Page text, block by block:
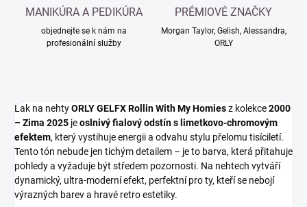
MANIKÚRA A PEDIKÚRA
objednejte se k nám na
profesionální služby
PRÉMIOVÉ ZNAČKY
Morgan Taylor, Gelish, Alessandra,
ORLY
Lak na nehtyORLY GELFX Rollin With My Homiesz kolekce2000
– Zima 2025 jeoslnivý fialový odstín s limetkovo-chromovým
efektem, který vystihuje energii a odvahu stylu přelomu tisíciletí.
Tento tón nebude jen tichým detailem – je to barva, která přitahuje
pohledy a vyžaduje být středem pozornosti. Na nehtech vytváří
dynamický, ultra-moderní efekt, perfektní pro ty, kteří se nebojí
výrazných barev a hravé retro estetiky.